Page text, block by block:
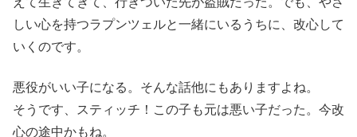
しい心を持つラプンツェルと一緒にいるうちに、改心して
いくのです。
悪役がいい子になる。そんな話他にもありますよね。
そうです、スティッチ！この子も元は悪い子だった。今改
心の途中かもね。